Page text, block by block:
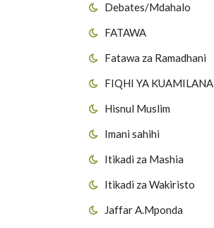
Debates/Mdahalo
FATAWA
Fatawa za Ramadhani
FIQHI YA KUAMILANA
Hisnul Muslim
Imani sahihi
Itikadi za Mashia
Itikadi za Wakiristo
Jaffar A.Mponda